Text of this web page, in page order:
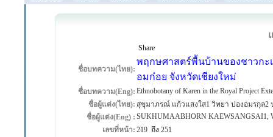
Share
ชื่อบทความ(ไทย):
พฤกษศาสตร์พื้นบ้านของชาวกะ
อมก๋อย จังหวัดเชียงใหม่
ชื่อบทความ(Eng): Ethnobotany of Karen in the Royal Project
ชื่อผู้แต่ง(ไทย): สุขุมาภรณ์ แก้วแสงใส1 วิทยา ปองอมรกุล
ชื่อผู้แต่ง(Eng) : SUKHUMAABHORN KAEWSANGSAI1,
เลขที่หน้า: 219ถึง 251